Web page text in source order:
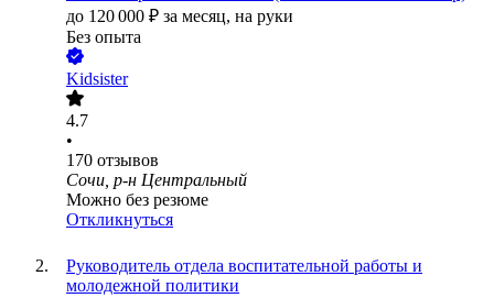
до 120 000 ₽ за месяц, на руки
Без опыта
Kidsister
4.7
•
170 отзывов
Сочи, р-н Центральный
Можно без резюме
Откликнуться
Руководитель отдела воспитательной работы и
молодежной политики